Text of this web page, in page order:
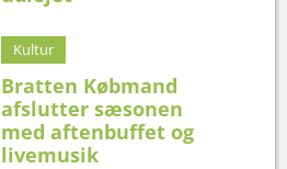
Kultur
Bratten Købmand
afslutter sæsonen
med aftenbuffet og
livemusik